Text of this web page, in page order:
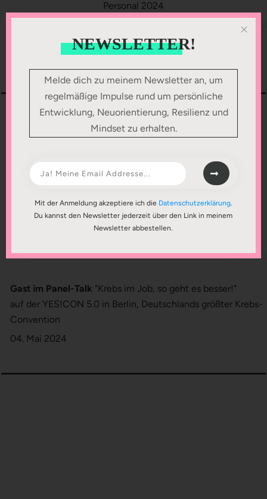
KONGRESS
bei der Zukunft Personal – ZP Europe, Köln
12. September 2024
Gast im Panel-Talk "Krebs im Job, so geht es besser!"
auf der YES!CON 5.0 in Berlin, Deutschlands größter Krebs-
Convention
04. Mai 2024
NEWSLETTER!
Melde dich zu meinem Newsletter an, um
regelmäßige Impulse rund um persönliche
Entwicklung, Neuorientierung, Resilienz und
Mindset zu erhalten.
Mit der Anmeldung akzeptiere ich die Datenschutzerklärung.
Du kannst den Newsletter jederzeit über den Link in meinem
Newsletter abbestellen.